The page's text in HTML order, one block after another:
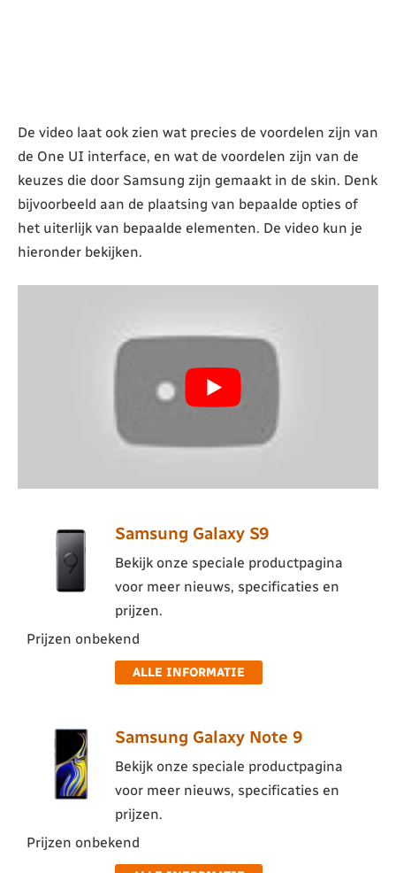
De video laat ook zien wat precies de voordelen zijn van
de One UI interface, en wat de voordelen zijn van de
keuzes die door Samsung zijn gemaakt in de skin. Denk
bijvoorbeeld aan de plaatsing van bepaalde opties of
het uiterlijk van bepaalde elementen. De video kun je
hieronder bekijken.
Samsung Galaxy S9
Bekijk onze speciale productpagina
voor meer nieuws, specificaties en
prijzen.
Prijzen onbekend
ALLE INFORMATIE
Samsung Galaxy Note 9
Bekijk onze speciale productpagina
voor meer nieuws, specificaties en
prijzen.
Prijzen onbekend